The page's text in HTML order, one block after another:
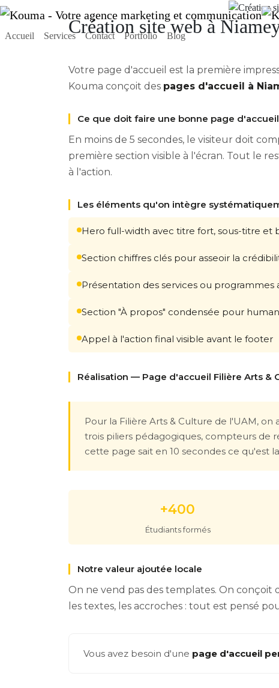
Accueil Services Contact Portfolio Blog
Création site web à
Votre page d'accueil est la première
Kouma conçoit des pages d'accueil à
Ce que doit faire une bonne page d'accueil
En moins de 5 secondes, le visiteur doit
première section visible à l'écran. Tout le
à l'action.
Les éléments qu'on intègre
Hero full-width avec titre fort, sous-titre et
Section chiffres clés pour asseoir la
Présentation des services ou programmes
Section "À propos" condensée pour
Appel à l'action final visible avant le footer
Réalisation — Page d'accueil Filière Arts &
Pour la Filière Arts & Culture de l'UAM, on
trois piliers pédagogiques, compteurs de
cette page sait en 10 secondes ce qu'est
+400
Étudiants formés
Notre valeur ajoutée locale
On ne vend pas des templates. On conçoit
les textes, les accroches : tout est pensé
Vous avez besoin d'une page d'accueil